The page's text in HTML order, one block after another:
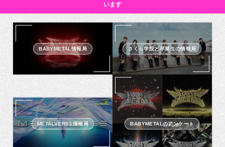
います
BABYMETAL情報局 さくら学院と卒業生の情報局
METALVERSE情報局 BABYMETALのアンケート